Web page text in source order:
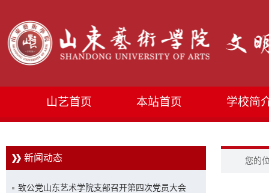
山艺首页 本站首页 学校简
新闻动态
致公党山东艺术学院支部召开第四次党员大会
您的